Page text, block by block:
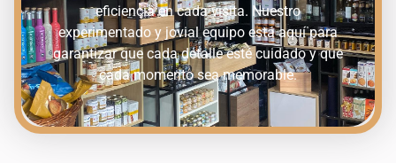
eficiencia en cada visita. Nuestro
experimentado y jovial equipo está aquí para
garantizar que cada detalle esté cuidado y que
cada momento sea memorable.